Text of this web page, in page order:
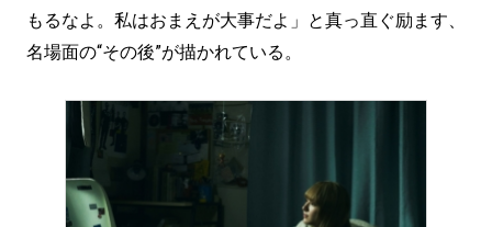
もるなよ。私はおまえが大事だよ」と真っ直ぐ励ます、
名場面の“その後”が描かれている。